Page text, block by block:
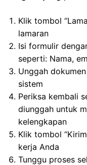
Klik tombol
lamaran
Isi formulir
seperti: Nama,
Unggah
sistem
Periksa kembali
diunggah untuk
kelengkapan
Klik tombol
kerja Anda
Tunggu proses